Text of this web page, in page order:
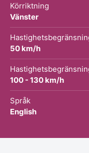
Körriktning
Vänster
50 km/h
100 - 130 km/h
Språk
English